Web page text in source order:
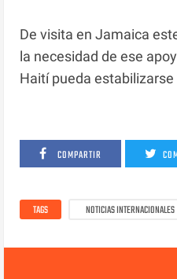
De visita en Jamaica
la necesidad de ese
Haití pueda
COMPARTIR
TAGS NOTICIAS INTERNACIONALES